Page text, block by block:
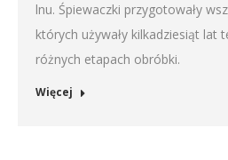
lnu. Śpiewaczki przygotowały
których używały kilkadziesiąt lat
różnych etapach obróbki.
Więcej